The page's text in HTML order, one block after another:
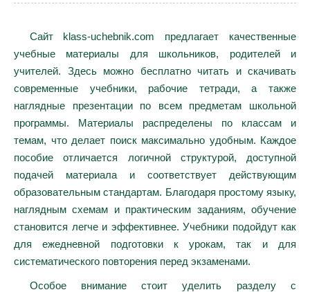
Сайт klass-uchebnik.com предлагает качественные
учебные материалы для школьников, родителей и
учителей. Здесь можно бесплатно читать и скачивать
современные учебники, рабочие тетради, а также
наглядные презентации по всем предметам школьной
программы. Материалы распределены по классам и
темам, что делает поиск максимально удобным. Каждое
пособие отличается логичной структурой, доступной
подачей материала и соответствует действующим
образовательным стандартам. Благодаря простому языку,
наглядным схемам и практическим заданиям, обучение
становится легче и эффективнее. Учебники подойдут как
для ежедневной подготовки к урокам, так и для
систематического повторения перед экзаменами.
Особое внимание стоит уделить разделу с